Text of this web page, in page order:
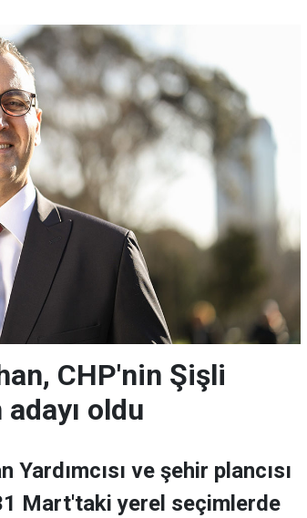
CHP'nin Şişli
oldu
ve şehir plancısı
Mart'taki yerel seçimlerde